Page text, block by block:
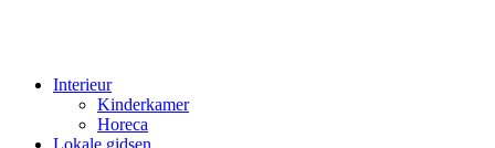
Interieur
Kinderkamer
Horeca
Lokale gidsen